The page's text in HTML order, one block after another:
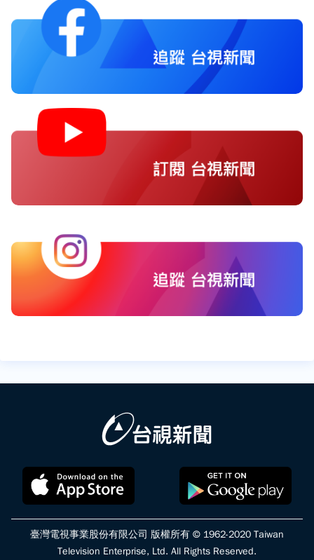
臺灣電視事業股份有限公司 版權所有 © 1962-2020 Taiwan
Television Enterprise, Ltd. All Rights Reserved.